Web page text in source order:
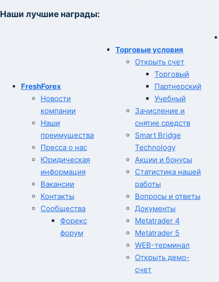
Наши лучшие награды:
FreshForex
Новости
компании
Наши
преимущества
Пресса о нас
Юридическая
информация
Вакансии
Контакты
Сообщества
Форекс
форум
Торговые условия
Открыть счет
Торговый
Партнерский
Учебный
Зачисление и
снятие средств
Smart Bridge
Technology
Акции и бонусы
Статистика нашей
работы
Вопросы и ответы
Документы
Metatrader 4
Metatrader 5
WEB-терминал
Открыть демо-
счет